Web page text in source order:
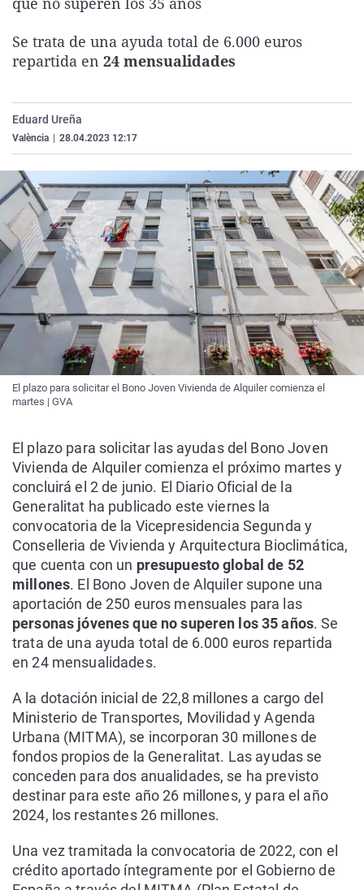
Gente viajera
Retornados
Operación Viuda
Galicia
Navarra
Televisión
Se trata de una ayuda total de 6.000 euros
repartida en 24 mensualidades
Eduard Ureña
València 28.04.2023 12:17
El plazo para solicitar el Bono Joven Vivienda de Alquiler comienza el
martes | GVA
El plazo para solicitar las ayudas del Bono Joven
Vivienda de Alquiler comienza el próximo martes y
concluirá el 2 de junio. El Diario Oficial de la
Generalitat ha publicado este viernes la
convocatoria de la Vicepresidencia Segunda y
Conselleria de Vivienda y Arquitectura Bioclimática,
que cuenta con un presupuesto global de 52
millones. El Bono Joven de Alquiler supone una
aportación de 250 euros mensuales para las
personas jóvenes que no superen los 35 años. Se
trata de una ayuda total de 6.000 euros repartida
en 24 mensualidades.
A la dotación inicial de 22,8 millones a cargo del
Ministerio de Transportes, Movilidad y Agenda
Urbana (MITMA), se incorporan 30 millones de
fondos propios de la Generalitat. Las ayudas se
conceden para dos anualidades, se ha previsto
destinar para este año 26 millones, y para el año
2024, los restantes 26 millones.
Una vez tramitada la convocatoria de 2022, con el
crédito aportado íntegramente por el Gobierno de